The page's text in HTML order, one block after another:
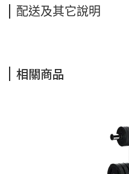
配送及其它說明
相關商品